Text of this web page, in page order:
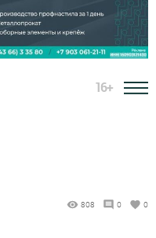
16+
808 0 0